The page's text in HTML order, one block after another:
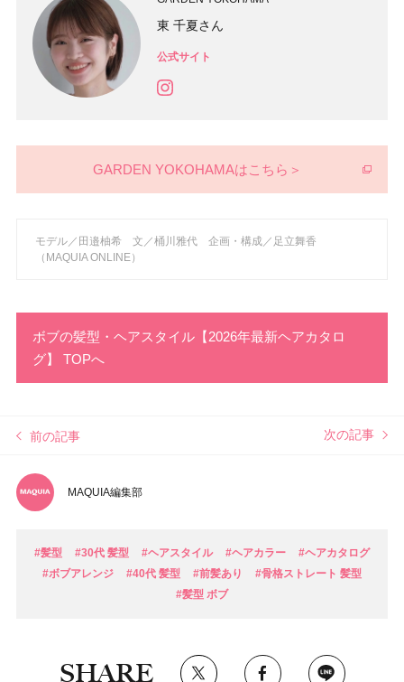
東 千夏さん
公式サイト
GARDEN YOKOHAMAはこちら＞
モデル／田邉柚希 文／桶川雅代 企画・構成／足立舞香
（MAQUIA ONLINE）
ボブの髪型・ヘアスタイル【2026年最新ヘアカタロ
グ】 TOPへ
前の記事 次の記事
MAQUIA編集部
#髪型 #30代 髪型 #ヘアスタイル #ヘアカラー
#ヘアカタログ
#ボブアレンジ
#40代 髪型 #前髪あり
#骨格ストレート 髪型
#髪型 ボブ
SHARE